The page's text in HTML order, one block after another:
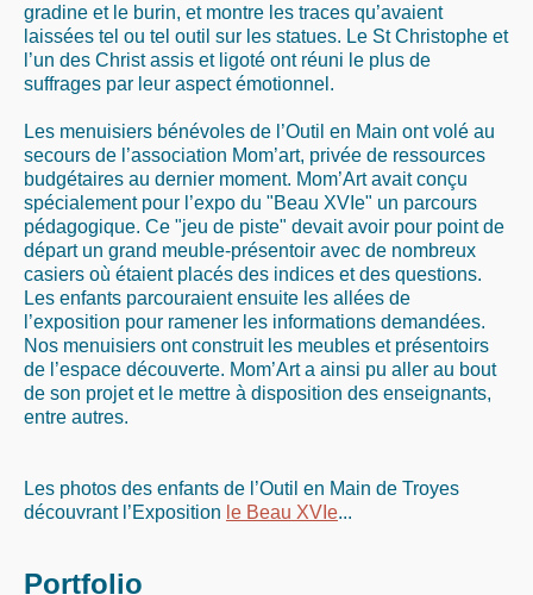
gradine et le burin, et montre les traces qu’avaient
laissées tel ou tel outil sur les statues. Le St Christophe et
l’un des Christ assis et ligoté ont réuni le plus de
suffrages par leur aspect émotionnel.
Les menuisiers bénévoles de l’Outil en Main ont volé au
secours de l’association Mom’art, privée de ressources
budgétaires au dernier moment. Mom’Art avait conçu
spécialement pour l’expo du "Beau XVIe" un parcours
pédagogique. Ce "jeu de piste" devait avoir pour point de
départ un grand meuble-présentoir avec de nombreux
casiers où étaient placés des indices et des questions.
Les enfants parcouraient ensuite les allées de
l’exposition pour ramener les informations demandées.
Nos menuisiers ont construit les meubles et présentoirs
de l’espace découverte. Mom’Art a ainsi pu aller au bout
de son projet et le mettre à disposition des enseignants,
entre autres.
Les photos des enfants de l’Outil en Main de Troyes
découvrant l’Exposition le Beau XVIe...
Portfolio